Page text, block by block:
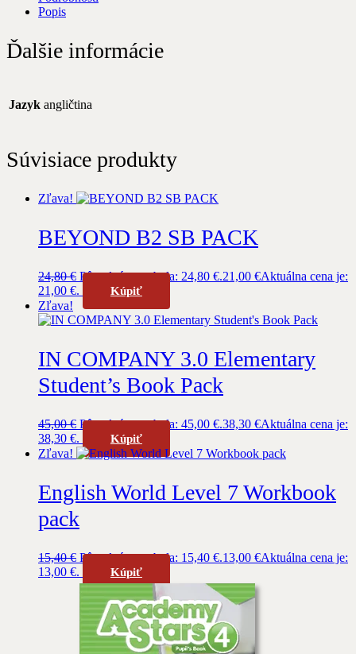
Popis
Ďalšie informácie
Jazyk angličtina
Súvisiace produkty
Zľava!
BEYOND B2 SB PACK
24,80€ Pôvodná cena bola: 24,80 €.21,00 €Aktuálna cena je:
21,00 €.
Kúpiť
Zľava!
IN COMPANY 3.0 Elementary
Student’s Book Pack
45,00€ Pôvodná cena bola: 45,00 €.38,30 €Aktuálna cena je:
38,30 €.
Kúpiť
Zľava!
English World Level 7 Workbook
pack
15,40€ Pôvodná cena bola: 15,40 €.13,00 €Aktuálna cena je:
13,00 €.
Kúpiť